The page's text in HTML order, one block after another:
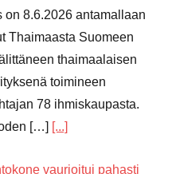
on 8.6.2026 antamallaan
Thaimaasta Suomeen
thaimaalaisen
toimineen
78 ihmiskaupasta.
[…] [...]
vaurioitui pahasti